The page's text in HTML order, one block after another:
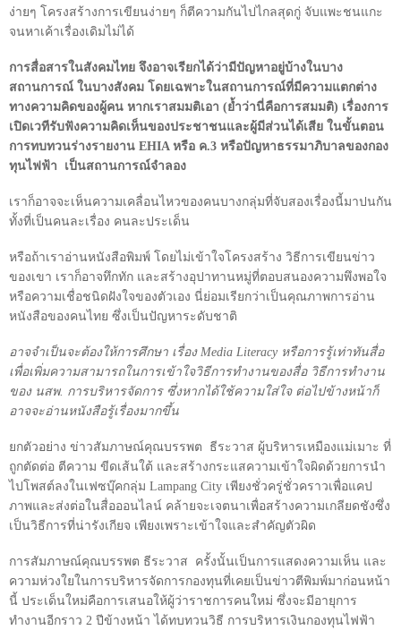
ง่ายๆ โครงสร้างการเขียนง่ายๆ ก็ตีความกันไปไกลสุดกู่ จับแพะชนแกะ
จนหาเค้าเรื่องเดิมไม่ได้
การสื่อสารในสังคมไทย จึงอาจเรียกได้ว่ามีปัญหาอยู่บ้างในบาง
สถานการณ์ ในบางสังคม โดยเฉพาะในสถานการณ์ที่มีความแตกต่าง
ทางความคิดของผู้คน หากเราสมมติเอา (ย้ำว่านี่คือการสมมติ) เรื่องการ
เปิดเวทีรับฟังความคิดเห็นของประชาชนและผู้มีส่วนได้เสีย ในขั้นตอน
การทบทวนร่างรายงาน EHIA หรือ ค.3 หรือปัญหาธรรมาภิบาลของกอง
ทุนไฟฟ้า เป็นสถานการณ์จำลอง
เราก็อาจจะเห็นความเคลื่อนไหวของคนบางกลุ่มที่จับสองเรื่องนี้มาปนกัน
ทั้งที่เป็นคนละเรื่อง คนละประเด็น
หรือถ้าเราอ่านหนังสือพิมพ์ โดยไม่เข้าใจโครงสร้าง วิธีการเขียนข่าว
ของเขา เราก็อาจทึกทัก และสร้างอุปาทานหมู่ที่ตอบสนองความพึงพอใจ
หรือความเชื่อชนิดฝังใจของตัวเอง นี่ย่อมเรียกว่าเป็นคุณภาพการอ่าน
หนังสือของคนไทย ซึ่งเป็นปัญหาระดับชาติ
อาจจำเป็นจะต้องให้การศึกษา เรื่อง Media Literacy หรือการรู้เท่าทันสื่อ
เพื่อเพิ่มความสามารถในการเข้าใจวิธีการทำงานของสื่อ วิธีการทำงาน
ของ นสพ. การบริหารจัดการ ซึ่งหากได้ใช้ความใส่ใจ ต่อไปข้างหน้าก็
อาจจะอ่านหนังสือรู้เรื่องมากขึ้น
ยกตัวอย่าง ข่าวสัมภาษณ์คุณบรรพต ธีระวาส ผู้บริหารเหมืองแม่เมาะ ที่
ถูกตัดต่อ ตีความ ขีดเส้นใต้ และสร้างกระแสความเข้าใจผิดด้วยการนำ
ไปโพสต์ลงในเฟซบุ๊คกลุ่ม Lampang City เพียงชั่วครู่ชั่วคราวเพื่อแคป
ภาพและส่งต่อในสื่อออนไลน์ คล้ายจะเจตนาเพื่อสร้างความเกลียดชังซึ่ง
เป็นวิธีการที่น่ารังเกียจ เพียงเพราะเข้าใจและสำคัญตัวผิด
การสัมภาษณ์คุณบรรพต ธีระวาส ครั้งนั้นเป็นการแสดงความเห็น และ
ความห่วงใยในการบริหารจัดการกองทุนที่เคยเป็นข่าวตีพิมพ์มาก่อนหน้า
นี้ ประเด็นใหม่คือการเสนอให้ผู้ว่าราชการคนใหม่ ซึ่งจะมีอายุการ
ทำงานอีกราว 2 ปีข้างหน้า ได้ทบทวนวิธี การบริหารเงินกองทุนไฟฟ้า